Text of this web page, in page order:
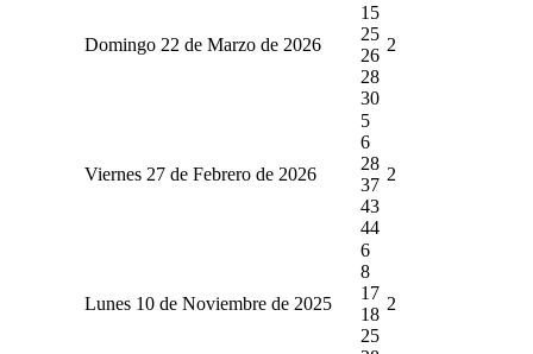
Domingo 22 de Marzo de 2026
15
25
26
28
30
2
Viernes 27 de Febrero de 2026
5
6
28
37
43
44
2
Lunes 10 de Noviembre de 2025
6
8
17
18
25
2